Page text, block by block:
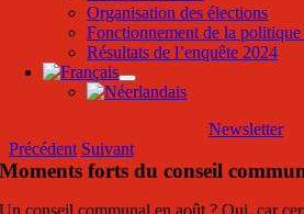
Organisation des élections
Fonctionnement de la
Résultats de l’enquête 2024
Newsletter
Précédent Suivant
Moments forts du conseil
Un conseil communal en août ? Oui, car